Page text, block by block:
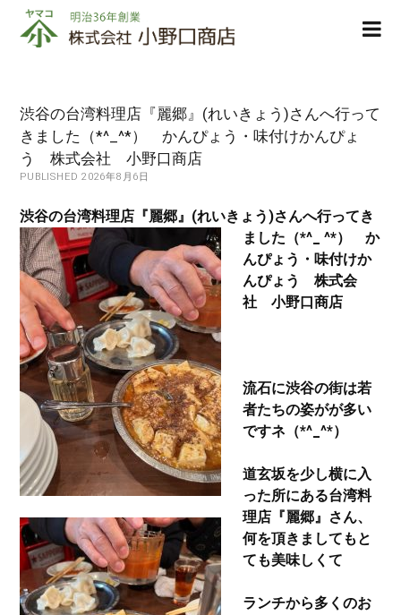
株
式
小
野
口
商
渋谷の台湾料理店『麗郷』(れいきょう)さんへ行って
きました（*^_^*） かんぴょう・味付けかんぴょ
う 株式会社 小野口商店
PUBLISHED 2026年8月6日
渋谷の台湾料理店『麗郷』(れいきょう)さんへ行ってき
ました（*^_
^*） か
んぴょう・味付けか
んぴょう 株式会
社 小野口商店
流石に渋谷の街は若
者たちの姿がが多い
ですネ（*^_^*）
道玄坂を少し横に入
った所にある台湾料
理店『麗郷』さん、
何を頂きましてもと
ても美味しくて
ランチから多くのお